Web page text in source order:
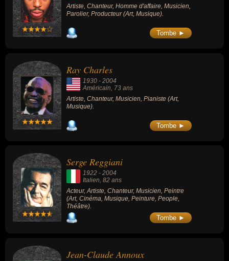
Artiste, Chanteur, Homme d'affaire, Musicien,
Parolier, Producteur (Art, Musique).
Tombe ►
Ray Charles
1930 - 2004
Américain , 73 ans
Artiste, Chanteur, Musicien, Pianiste (Art,
Musique).
Tombe ►
Serge Reggiani
1922 - 2004
Italien, 82 ans
Acteur, Artiste, Chanteur, Musicien, Peintre
(Art, Cinéma, Musique, Peinture, People,
Théâtre).
Tombe ►
Jean-Claude Annoux